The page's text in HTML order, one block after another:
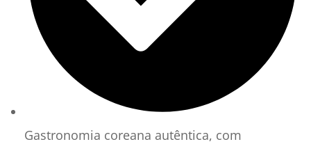
Gastronomia coreana autêntica, com